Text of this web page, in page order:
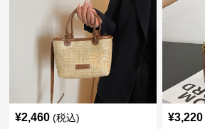
¥2,460 (税込) ¥3,220